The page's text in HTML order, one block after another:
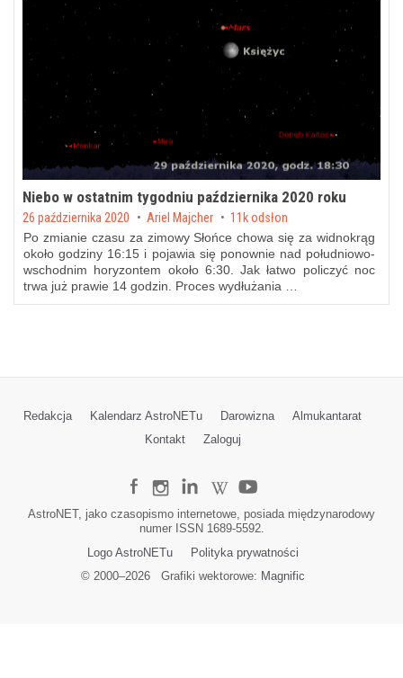
Niebo w ostatnim tygodniu października 2020 roku
Posted on
26 października 2020 by Ariel Majcher 11k odsłon
Po zmianie czasu za zimowy Słońce chowa się za widnokrąg
około godziny 16:15 i pojawia się ponownie nad południowo-
wschodnim horyzontem około 6:30. Jak łatwo policzyć noc
trwa już prawie 14 godzin. Proces wydłużania …
Redakcja Kalendarz AstroNETu Darowizna
Almukantarat
Kontakt
Zaloguj
AstroNET, jako czasopismo internetowe, posiada międzynarodowy
numer ISSN 1689-5592.
Logo AstroNETu
Polityka prywatności
© 2000–2026Grafiki wektorowe: Magnific